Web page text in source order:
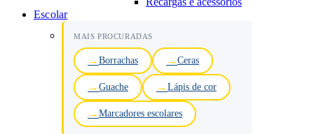
Escolar
MAIS PROCURADAS
Borrachas Ceras
Guache Lápis de cor
Marcadores escolares